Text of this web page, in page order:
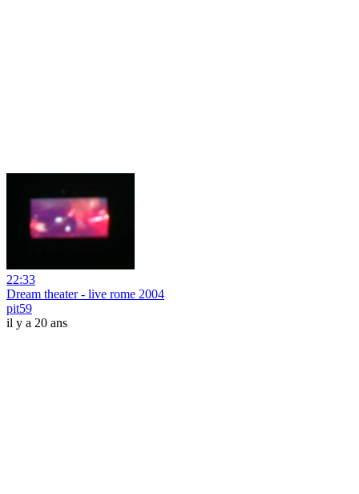
22:33
Dream theater - live rome 2004
pit59
il y a 20 ans